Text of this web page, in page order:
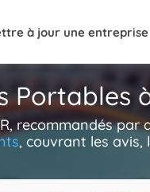
à jour une entreprise
Portables
recommandés par
, couvrant les avis,